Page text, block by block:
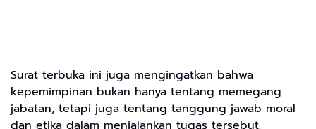
Surat terbuka ini juga mengingatkan bahwa
kepemimpinan bukan hanya tentang memegang
jabatan, tetapi juga tentang tanggung jawab moral
dan etika dalam menjalankan tugas tersebut.